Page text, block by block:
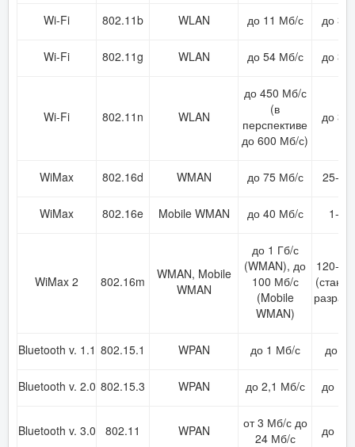
Wi-Fi 802.11b WLAN до 11 Мб/с до
Wi-Fi 802.11g WLAN до 54 Мб/с до
Wi-Fi 802.11n WLAN
до 450 Мб/с
(в
перспективе
до 600 Мб/с)
до
WiMax 802.16d WMAN до 75 Мб/с 25-80
WiMax 802.16e Mobile WMAN до 40 Мб/с 1-5
WiMax 2 802.16m
WMAN, Mobile
WMAN
до 1 Гб/с
(WMAN), до
100 Мб/с
(Mobile
WMAN)
120-
Bluetooth v. 1.1 802.15.1 WPAN до 1 Мб/с до
Bluetooth v. 2.0 802.15.3 WPAN до 2,1 Мб/с до
Bluetooth v. 3.0 802.11 WPAN
от 3 Мб/с до
24 Мб/с
до